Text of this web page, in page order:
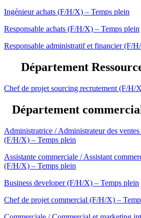
Ingénieur achats (F/H/X) – Temps plein
Responsable achats (F/H/X) – Temps plein
Responsable administratif et financier (F/
Département
Chef de projet sourcing recrutement (F/H/
Département
Administratrice / Administrateur des
(F/H/X) – Temps plein
Assistante commerciale / Assistant
(F/H/X) – Temps plein
Business developer (F/H/X) – Temps plein
Chef de projet commercial (F/H/X) –